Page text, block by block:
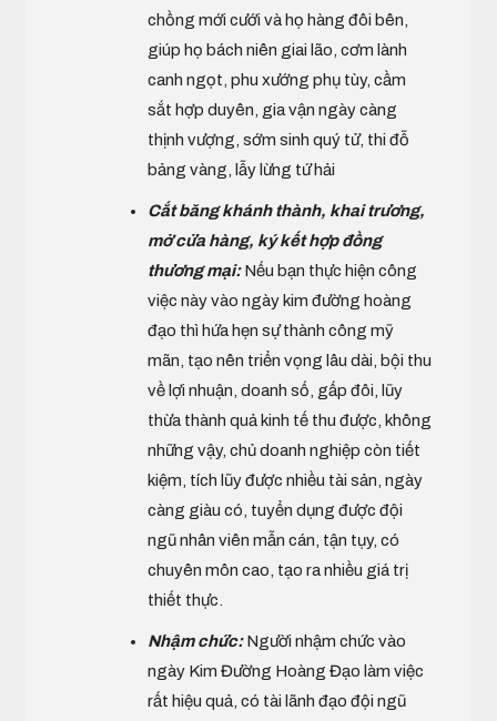
chồng mới cưới và họ hàng đôi bên,
giúp họ bách niên giai lão, cơm lành
canh ngọt, phu xướng phụ tùy, cầm
sắt hợp duyên, gia vận ngày càng
thịnh vượng, sớm sinh quý tử, thi đỗ
bảng vàng, lẫy lừng tứ hải
Cắt băng khánh thành, khai trương,
mở cửa hàng, ký kết hợp đồng
thương mại:Nếu bạn thực hiện công
việc này vào ngày kim đường hoàng
đạo thì hứa hẹn sự thành công mỹ
mãn, tạo nên triển vọng lâu dài, bội thu
về lợi nhuận, doanh số, gấp đôi, lũy
thừa thành quả kinh tế thu được, không
những vậy, chủ doanh nghiệp còn tiết
kiệm, tích lũy được nhiều tài sản, ngày
càng giàu có, tuyển dụng được đội
ngũ nhân viên mẫn cán, tận tụy, có
chuyên môn cao, tạo ra nhiều giá trị
thiết thực.
Nhậm chức:Người nhậm chức vào
ngày Kim Đường Hoàng Đạo làm việc
rất hiệu quả, có tài lãnh đạo đội ngũ